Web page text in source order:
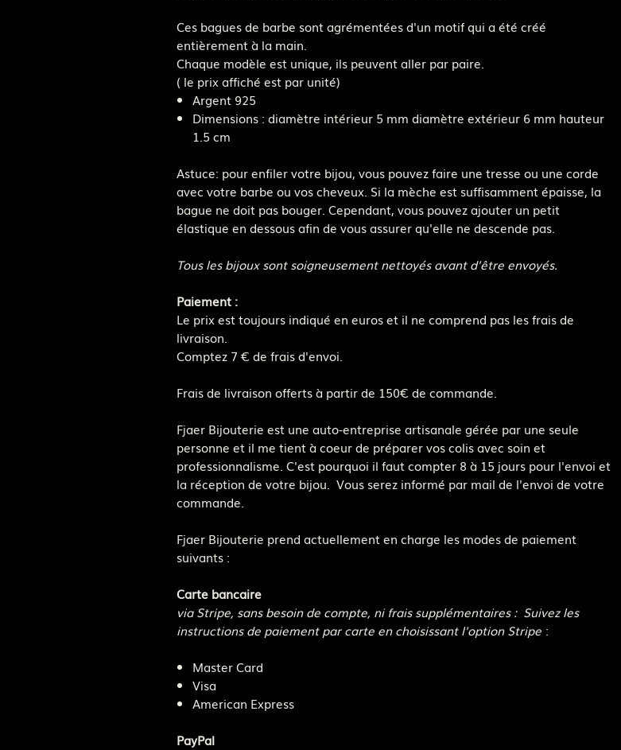
Ces bagues de barbe sont agrémentées d'un motif qui a été créé
entièrement à la main.
Chaque modèle est unique, ils peuvent aller par paire.
( le prix affiché est par unité)
Argent 925
Dimensions : diamètre intérieur 5 mm diamètre extérieur 6 mm hauteur
1.5 cm
Astuce: pour enfiler votre bijou, vous pouvez faire une tresse ou une corde
avec votre barbe ou vos cheveux. Si la mèche est suffisamment épaisse, la
bague ne doit pas bouger. Cependant, vous pouvez ajouter un petit
élastique en dessous afin de vous assurer qu'elle ne descende pas.
Tous les bijoux sont soigneusement nettoyés avant d'être envoyés.
Paiement :
Le prix est toujours indiqué en euros et il ne comprend pas les frais de
livraison.
Comptez 7 € de frais d'envoi.
Frais de livraison offerts à partir de 150€ de commande.
Fjaer Bijouterie est une auto-entreprise artisanale gérée par une seule
personne et il me tient à coeur de préparer vos colis avec soin et
professionnalisme. C'est pourquoi il faut compter 8 à 15 jours pour l'envoi et
la réception de votre bijou. Vous serez informé par mail de l'envoi de votre
commande.
Fjaer Bijouterie prend actuellement en charge les modes de paiement
suivants :
Carte bancaire
via Stripe, sans besoin de compte, ni frais supplémentaires : Suivez les
instructions de paiement par carte en choisissant l'option Stripe :
Master Card
Visa
American Express
PayPal